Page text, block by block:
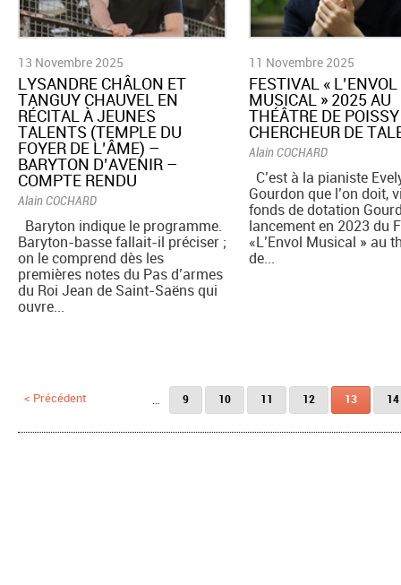
13 Novembre 2025
​LYSANDRE CHÂLON ET
TANGUY CHAUVEL EN
RÉCITAL À JEUNES
TALENTS (TEMPLE DU
FOYER DE L’ÂME) –
BARYTON D’AVENIR –
COMPTE RENDU
Alain COCHARD
Baryton indique le programme.
Baryton-basse fallait-il préciser ;
on le comprend dès les
premières notes du Pas d’armes
du Roi Jean de Saint-Saëns qui
ouvre...
11 Novembre 2025
​FESTIVAL « L’ENVOL
MUSICAL » 2025 AU
THÉÂTRE DE
CHERCHEUR DE
Alain COCHARD
C’est à la pianiste
Gourdon que l’on doit,
fonds de dotation
lancement en 2023 du
«L’Envol Musical » au
de...
< Précédent 9 10 11 12 13 14